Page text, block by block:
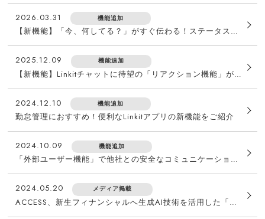
2026.03.31 機能追加
【新機能】「今、何してる？」がすぐ伝わる！ステータス機能でチームの連携をスムーズに
2025.12.09 機能追加
【新機能】Linkitチャットに待望の「リアクション機能」が登場！
2024.12.10 機能追加
勤怠管理におすすめ！便利なLinkitアプリの新機能をご紹介
2024.10.09 機能追加
「外部ユーザー機能」で他社との安全なコミュニケーションを実現！Linkit最新アップデート情報
2024.05.20 メディア掲載
ACCESS、新生フィナンシャルへ生成AI技術を活用した「社内業務効率化チャットボット」のプロトタイプを開発・提供